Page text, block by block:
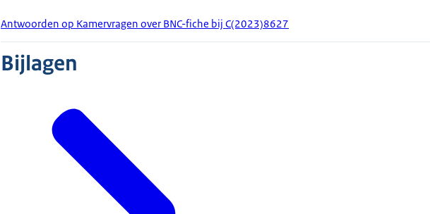
Antwoorden op Kamervragen over BNC-fiche bij C(2023)8627
Bijlagen